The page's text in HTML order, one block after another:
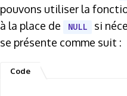
pouvons utiliser la
à la place de
NULL
si
se présente comme suit :